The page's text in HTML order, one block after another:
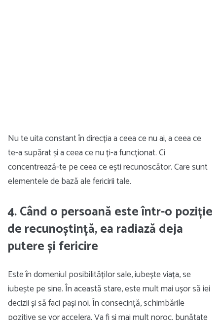
Nu te uita constant în direcția a ceea ce nu ai, a ceea ce
te-a supărat și a ceea ce nu ți-a funcționat. Ci
concentrează-te pe ceea ce ești recunoscător. Care sunt
elementele de bază ale fericirii tale.
4. Când o persoană este într-o poziție
de recunoștință, ea radiază deja
putere și fericire
Este în domeniul posibilităților sale, iubește viața, se
iubește pe sine. În această stare, este mult mai ușor să iei
decizii și să faci pași noi. În consecință, schimbările